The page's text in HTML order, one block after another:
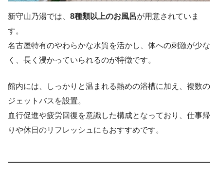
新守山乃湯では、 8種類以上のお風呂が用意されていま
す。
名古屋特有のやわらかな水質を活かし、体への刺激が少な
く、長く浸かっていられるのが特徴です。
館内には、しっかりと温まれる熱めの浴槽に加え、複数の
ジェットバスを設置。
血行促進や疲労回復を意識した構成となっており、仕事帰
りや休日のリフレッシュにもおすすめです。